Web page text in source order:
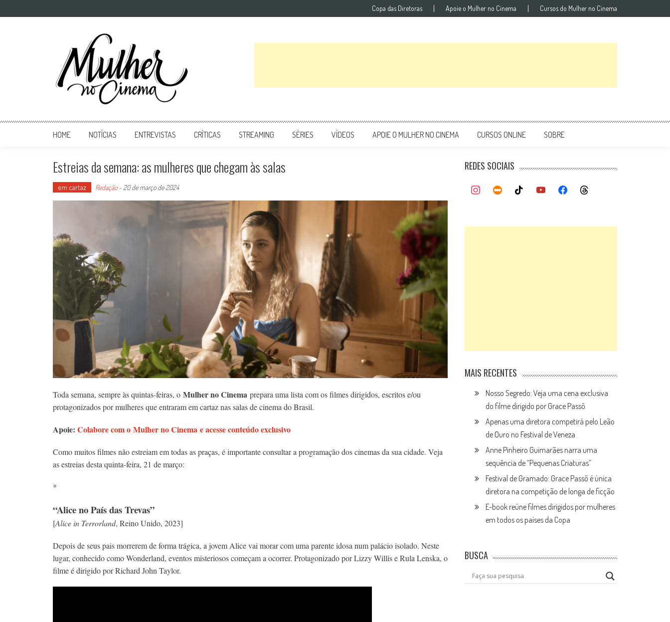
Copa das Diretoras Apoie o Mulher no Cinema Cursos do Mulher no Cinema
Mulher no Cinema
HOME NOTÍCIAS ENTREVISTAS CRÍTICAS STREAMING SÉRIES VÍDEOS APOIE O MULHER NO CINEMA CURSOS ONLINE SOBRE
Estreias da semana: as mulheres que chegam às salas
em cartaz Redação- 20 de março de 2024
Toda semana, sempre às quintas-feiras, o Mulher no Cinema prepara uma lista com os filmes dirigidos, escritos e/ou
protagonizados por mulheres que entraram em cartaz nas salas de cinema do Brasil.
Apoie: Colabore com o Mulher no Cinema e acesse conteúdo exclusivo
Como muitos filmes não estreiam em todas as praças, é importante consultar a programação dos cinemas da sua cidade. Veja
as estreias desta quinta-feira, 21 de março:
*
“Alice no País das Trevas”
[Alice in Terrorland, Reino Unido, 2023]
Depois de seus pais morrerem de forma trágica, a jovem Alice vai morar com uma parente idosa num palácio isolado. Neste
lugar, conhecido como Wonderland, eventos misteriosos começam a ocorrer. Protagonizado por Lizzy Willis e Rula Lenska, o
filme é dirigido por Richard John Taylor.
REDES SOCIAIS
MAIS RECENTES
Nosso Segredo: Veja uma cena exclusiva
do filme dirigido por Grace Passô
Apenas uma diretora competirá pelo Leão
de Ouro no Festival de Veneza
Anne Pinheiro Guimarães narra uma
sequência de “Pequenas Criaturas”
Festival de Gramado: Grace Passô é única
diretora na competição de longa de ficção
E-book reúne filmes dirigidos por mulheres
em todos os países da Copa
BUSCA